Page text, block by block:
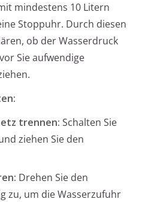
mindestens 10 Litern
Stoppuhr. Durch diesen
ob der Wasserdruck
Sie aufwendige
trennen: Schalten Sie
ziehen Sie den
Drehen Sie den
zu, um die Wasserzufuhr